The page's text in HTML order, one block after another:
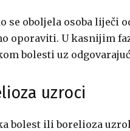
se oboljela osoba liječi
oporaviti. U kasnijim
bolesti uz
uzroci
bolest ili borelioza